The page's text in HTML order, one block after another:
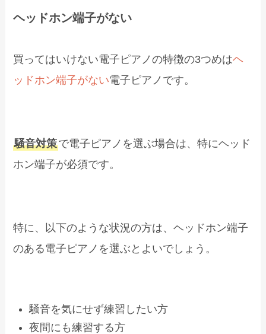
ヘッドホン端子がない
買ってはいけない電子ピアノの特徴の3つめはヘ
ッドホン端子がない電子ピアノです。
騒音対策で電子ピアノを選ぶ場合は、特にヘッド
ホン端子が必須です。
特に、以下のような状況の方は、ヘッドホン端子
のある電子ピアノを選ぶとよいでしょう。
騒音を気にせず練習したい方
夜間にも練習する方